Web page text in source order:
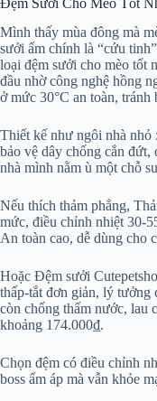
Mình thấy mùa đông mà
sưởi ấm chính là “cứu
loại đệm sưởi cho mèo tốt
đầu nhờ công nghệ hồng
ở mức 30°C an toàn, tránh
Thiết kế như ngôi nhà
bảo vệ dây chống cắn
nhà mình nằm ù một chỗ
Nếu thích thảm phẳng,
mức, điều chỉnh nhiệt 30-
An toàn cao, dễ dùng cho
Hoặc Đệm sưởi
thấp-tắt đơn giản, lý tưởng
còn chống thấm nước, lau
khoảng 174.000₫.
Chọn đệm có điều chỉnh
boss ấm áp mà vẫn khỏe